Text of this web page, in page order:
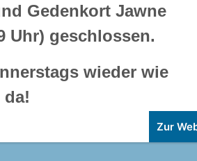
in diesem Jahr den
Eine neue
an
Gedenkort Jawne
Uhr) geschlossen.
wieder wie
Zur